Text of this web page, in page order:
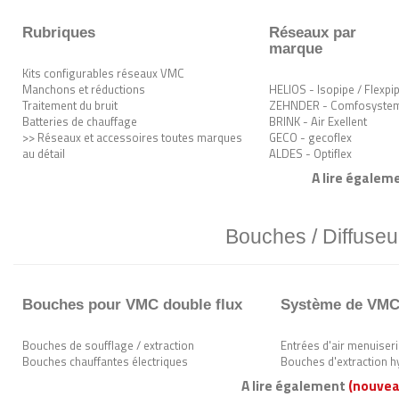
Rubriques
Kits configurables réseaux VMC
Manchons et réductions
Traitement du bruit
Batteries de chauffage
>> Réseaux et accessoires toutes marques
au détail
Réseaux par
marque
HELIOS - Isopipe /
ZEHNDER -
BRINK - Air Exellent
GECO - gecoflex
ALDES - Optiflex
A lire
Bouches /
Bouches pour VMC double flux
Bouches de soufflage / extraction
Bouches chauffantes électriques
Système de
Entrées d'air
Bouches d'extraction
A lire également